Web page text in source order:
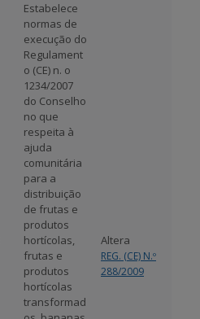
Estabelece
normas de
execução do
Regulament
o (CE) n. o
1234/2007
do Conselho
no que
respeita à
ajuda
comunitária
para a
distribuição
de frutas e
produtos
hortícolas,
frutas e
produtos
hortícolas
transformad
Altera
REG. (CE) N.º
288/2009